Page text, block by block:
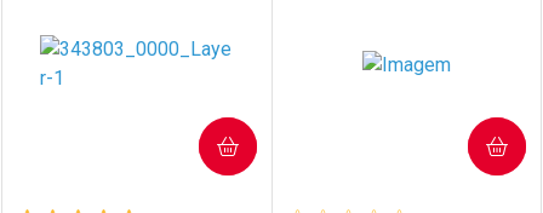
COMPRAR COMPRAR